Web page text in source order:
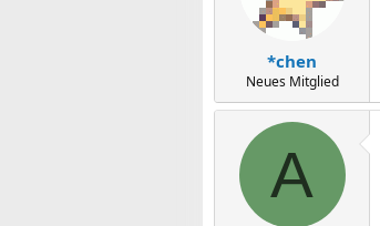
*chen
Neues Mitglied
A